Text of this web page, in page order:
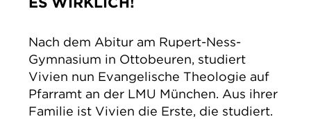
Nach dem Abitur am Rupert-Ness-
Gymnasium in Ottobeuren, studiert
Vivien nun Evangelische Theologie auf
Pfarramt an der LMU München. Aus ihrer
Familie ist Vivien die Erste, die studiert.